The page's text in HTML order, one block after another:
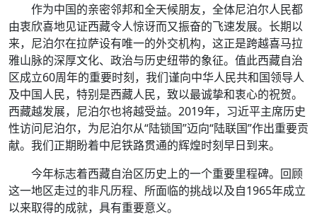
作为中国的亲密邻邦和全天候朋友，全体尼泊尔人民都
由衷欣喜地见证西藏令人惊讶而又振奋的飞速发展。长期以
来，尼泊尔在拉萨设有唯一的外交机构，这正是跨越喜马拉
雅山脉的深厚文化、政治与历史纽带的象征。值此西藏自治
区成立60周年的重要时刻，我们谨向中华人民共和国领导人
及中国人民，特别是西藏人民，致以最诚挚和衷心的祝贺。
西藏越发展，尼泊尔也将越受益。2019年，习近平主席历史
性访问尼泊尔，为尼泊尔从“陆锁国”迈向“陆联国”作出重要贡
献。我们正期盼着中尼铁路贯通的辉煌时刻早日到来。
今年标志着西藏自治区历史上的一个重要里程碑。回顾
这一地区走过的非凡历程、所面临的挑战以及自1965年成立
以来取得的成就，具有重要意义。